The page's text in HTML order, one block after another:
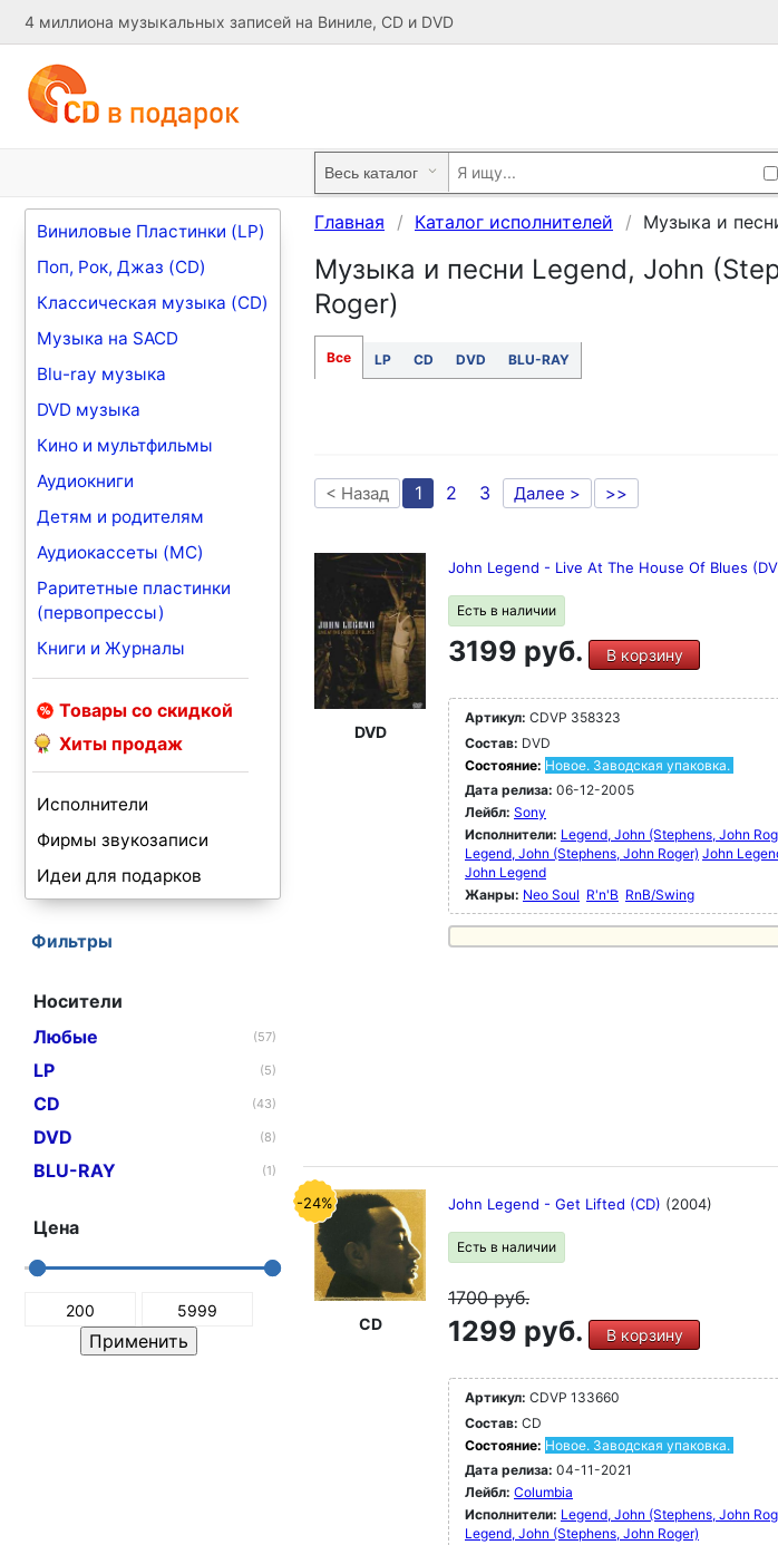
4 миллиона музыкальных записей на Виниле, CD и DVD
Виниловые Пластинки (LP)
Поп, Рок, Джаз (CD)
Классическая музыка (CD)
Музыка на SACD
Blu-ray музыка
DVD музыка
Кино и мультфильмы
Аудиокниги
Детям и родителям
Аудиокассеты (MC)
Раритетные пластинки
(первопрессы)
Книги и Журналы
Товары со скидкой
Хиты продаж
Исполнители
Фирмы звукозаписи
Идеи для подарков
Фильтры
Носители
Любые
(57)
LP (5)
CD (43)
DVD (8)
BLU-RAY (1)
Цена
Главная Каталог исполнителей Музыка и
Музыка и песни Legend, John
Roger)
Все LP CD DVD BLU-RAY
< Назад 1 2 3 Далее > >>
DVD
John Legend - Live At The House Of Blues
Есть в наличии
3199 руб. В корзину
Артикул: CDVP 358323
Состав: DVD
Состояние: Новое. Заводская упаковка.
Дата релиза: 06-12-2005
Лейбл: Sony
Исполнители: Legend, John (Stephens, John
Legend, John (Stephens, John Roger) John
John Legend
Жанры: Neo Soul R'n'B RnB/Swing
-24%
CD
John Legend - Get Lifted (CD) (2004)
Есть в наличии
1700руб.
1299 руб. В корзину
Артикул: CDVP 133660
Состав: CD
Состояние: Новое. Заводская упаковка.
Дата релиза: 04-11-2021
Лейбл: Columbia
Исполнители: Legend, John (Stephens, John
Legend, John (Stephens, John Roger)